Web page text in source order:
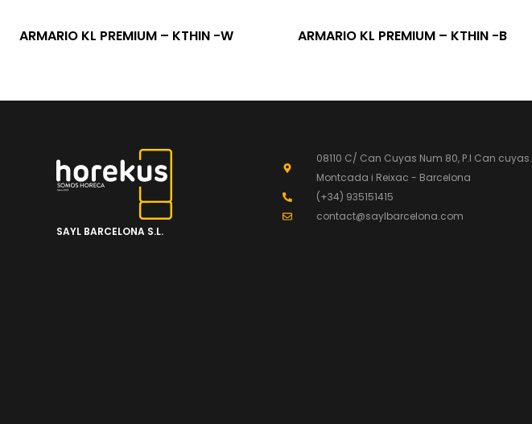
ARMARIO KL PREMIUM – KTHIN -W ARMARIO KL PREMIUM – KTHIN -B
SAYL BARCELONA S.L.
08110 C/ Can Cuyas Num 80, P.l Can cuyas.
Montcada i Reixac - Barcelona
(+34) 935151415
contact@saylbarcelona.com